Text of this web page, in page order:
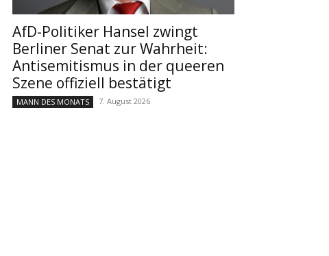
AfD-Politiker Hansel zwingt
Berliner Senat zur Wahrheit:
Antisemitismus in der queeren
Szene offiziell bestätigt
MANN DES MONATS 7. August 2026